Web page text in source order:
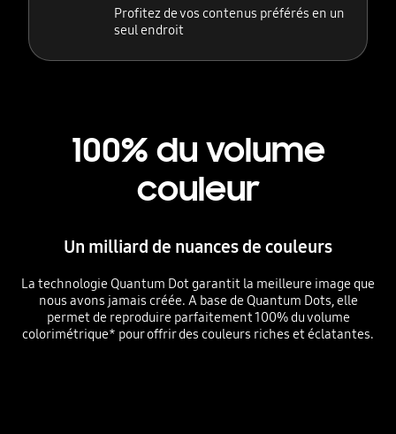
Profitez de vos contenus préférés en un
seul endroit
100% du volume
couleur
Un milliard de nuances de couleurs
La technologie Quantum Dot garantit la meilleure image que
nous avons jamais créée. A base de Quantum Dots, elle
permet de reproduire parfaitement 100% du volume
colorimétrique* pour offrir des couleurs riches et éclatantes.